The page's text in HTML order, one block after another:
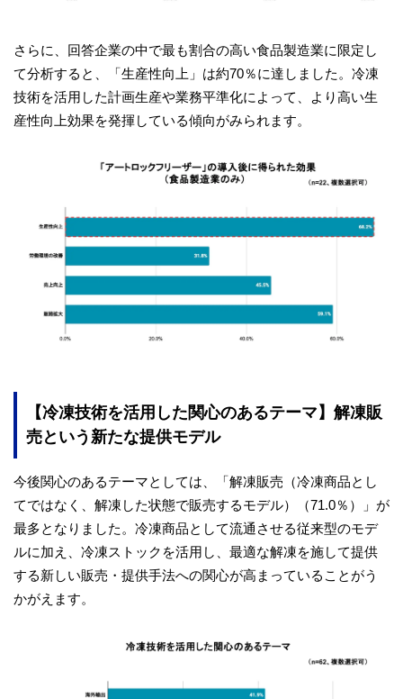
さらに、回答企業の中で最も割合の高い食品製造業に限定し
て分析すると、「生産性向上」は約70％に達しました。冷凍
技術を活用した計画生産や業務平準化によって、より高い生
産性向上効果を発揮している傾向がみられます。
【冷凍技術を活用した関心のあるテーマ】解凍販
売という新たな提供モデル
今後関心のあるテーマとしては、「解凍販売（冷凍商品とし
てではなく、解凍した状態で販売するモデル）（71.0％）」が
最多となりました。冷凍商品として流通させる従来型のモデ
ルに加え、冷凍ストックを活用し、最適な解凍を施して提供
する新しい販売・提供手法への関心が高まっていることがう
かがえます。